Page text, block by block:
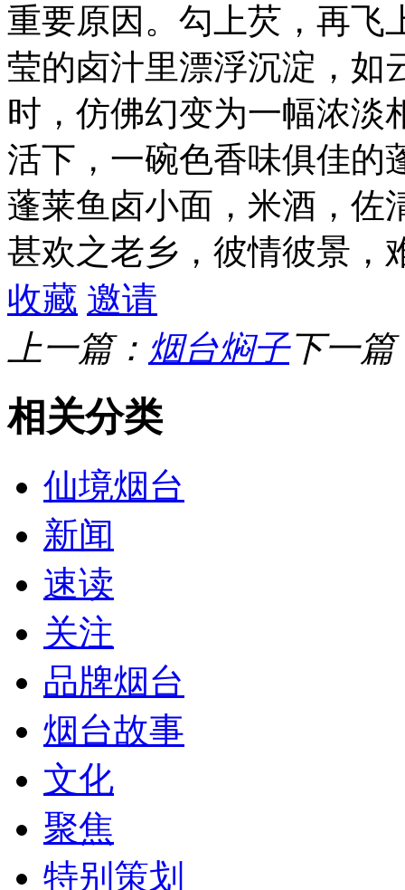
重要原因。勾上芡，再飞
莹的卤汁里漂浮沉淀，如
时，仿佛幻变为一幅浓淡
活下，一碗色香味俱佳的
蓬莱鱼卤小面，米酒，佐
甚欢之老乡，彼情彼景，
收藏 邀请
上一篇： 烟台焖子下一篇
相关分类
仙境烟台
新闻
速读
关注
品牌烟台
烟台故事
文化
聚焦
特别策划